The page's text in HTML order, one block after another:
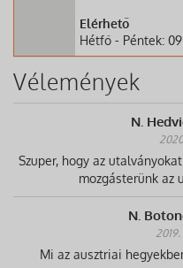
Elérhető
Hétfő - Péntek:
Vélemények
N.
Szuper, hogy az
mozgásterünk az
N.
2019.
Mi az ausztriai